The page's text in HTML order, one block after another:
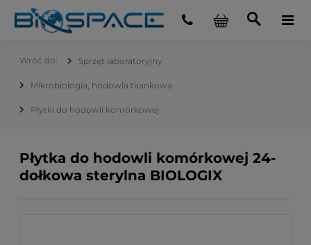
Sprzęt laboratoryjny
Mikrobiologia, hodowla tkankowa
Płytki do hodowli komórkowej
Płytka do hodowli komórkowej 24-
dołkowa sterylna BIOLOGIX